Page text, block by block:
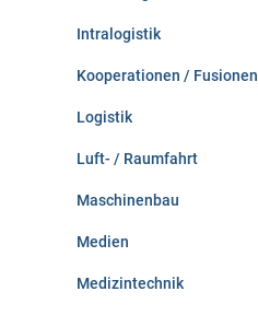
Intralogistik
Kooperationen / Fusionen
Logistik
Luft- / Raumfahrt
Maschinenbau
Medien
Medizintechnik